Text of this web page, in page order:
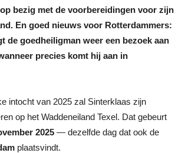
bezig met de voorbereidingen voor zijn
En goed nieuws voor Rotterdammers:
de goedheiligman weer een bezoek aan
precies komt hij aan in
intocht van 2025 zal Sinterklaas zijn
op het Waddeneiland Texel. Dat gebeurt
2025 — dezelfde dag dat ook de
plaatsvindt.